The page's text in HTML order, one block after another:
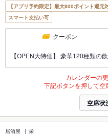
【アプリ予約限定】最大800ポイント還元
スマート支払い可
クーポン
【OPEN大特価】 豪華120種類
カレンダーの
下記ボタンを押して空
空席状
居酒屋 栄